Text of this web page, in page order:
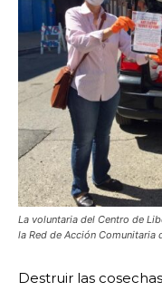
La voluntaria del Centro de
la Red de Acción Comunitaria
Destruir las